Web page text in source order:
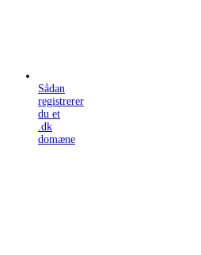
Sådan
registrerer
du et
.dk
domæne